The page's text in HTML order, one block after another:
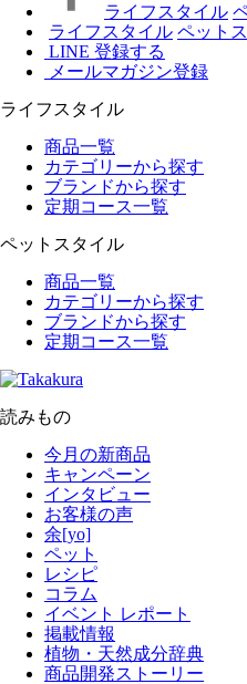
ライフスタイル
ライフスタイル ペット
LINE 登録する
メールマガジン登録
ライフスタイル
商品一覧
カテゴリーから探す
ブランドから探す
定期コース一覧
ペットスタイル
商品一覧
カテゴリーから探す
ブランドから探す
定期コース一覧
読みもの
今月の新商品
キャンペーン
インタビュー
お客様の声
余[yo]
ペット
レシピ
コラム
イベント レポート
掲載情報
植物・天然成分辞典
商品開発ストーリー